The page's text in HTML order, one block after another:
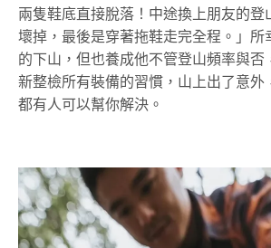
兩隻鞋底直接脫落！中途換上朋友的登
壞掉，最後是穿著拖鞋走完全程。」所
的下山，但也養成他不管登山頻率與否
新整檢所有裝備的習慣，山上出了意外
都有人可以幫你解決。